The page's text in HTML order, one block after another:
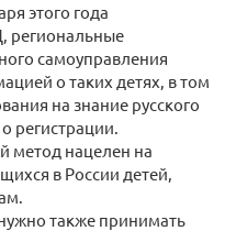
этого года
региональные
самоуправления
о таких детях, в том
на знание русского
регистрации.
метод нацелен на
в России детей,
также принимать